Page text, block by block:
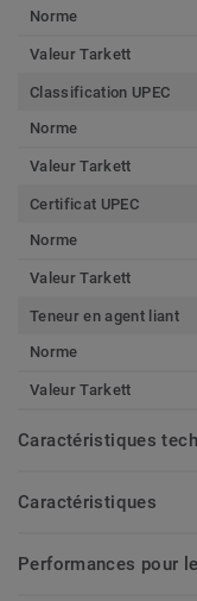
Norme
Valeur Tarkett
Classification UPEC
Norme
Valeur Tarkett
Certificat UPEC
Norme
Valeur Tarkett
Teneur en agent liant
Norme
Valeur Tarkett
Caractéristiques
Caractéristiques
Performances pour